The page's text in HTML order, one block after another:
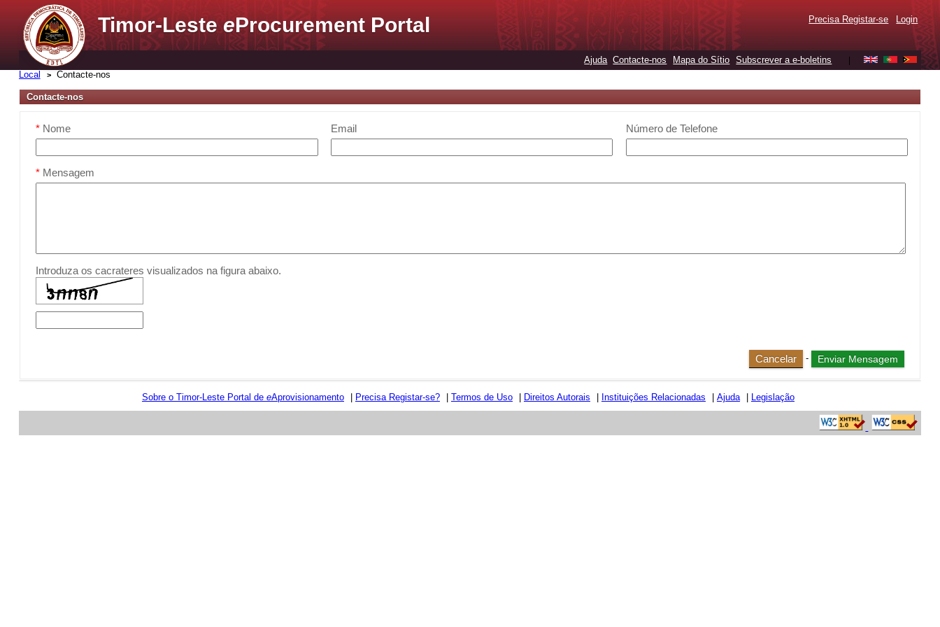
Timor-LesteeProcurement Portal Precisa Registar-se Login
Ajuda Contacte-nos Mapa do Sítio Subscrever a e-boletins
Local Contacte-nos
Contacte-nos
* Nome Email Número de Telefone
* Mensagem
Introduza os cacrateres visualizados na figura abaixo.
Cancelar -
Sobre o Timor-Leste Portal de eAprovisionamento | Precisa Registar-se? | Termos de Uso | Direitos Autorais | Instituições Relacionadas | Ajuda | Legislação